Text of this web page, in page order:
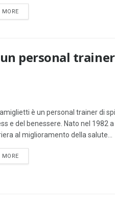
MOREDETAILS
personal
è un personal trainer di
e del benessere. Nato nel 1982
al miglioramento della salute...
MOREDETAILS